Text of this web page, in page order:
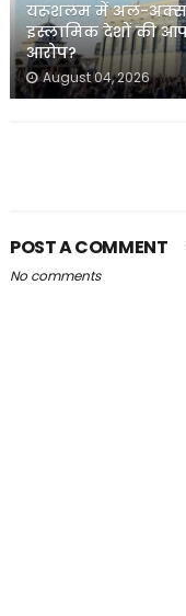
यरूशलम में अल-अक्सा
इस्लामिक देशों की
आरोप?
August 04, 2026
POST A COMMENT
No comments